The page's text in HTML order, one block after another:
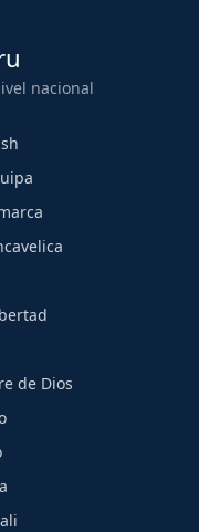
nacional
de Dios